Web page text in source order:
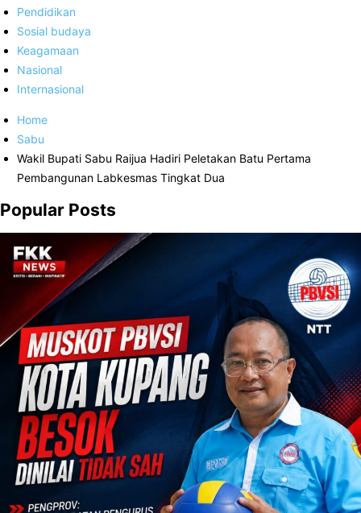
Pendidikan
Sosial budaya
Keagamaan
Nasional
Internasional
Home
Sabu
Wakil Bupati Sabu Raijua Hadiri Peletakan Batu Pertama
Pembangunan Labkesmas Tingkat Dua
Popular Posts